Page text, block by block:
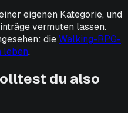
eigenen Kategorie, und
vermuten lassen.
dieWalking-RPG-
leben.
du also